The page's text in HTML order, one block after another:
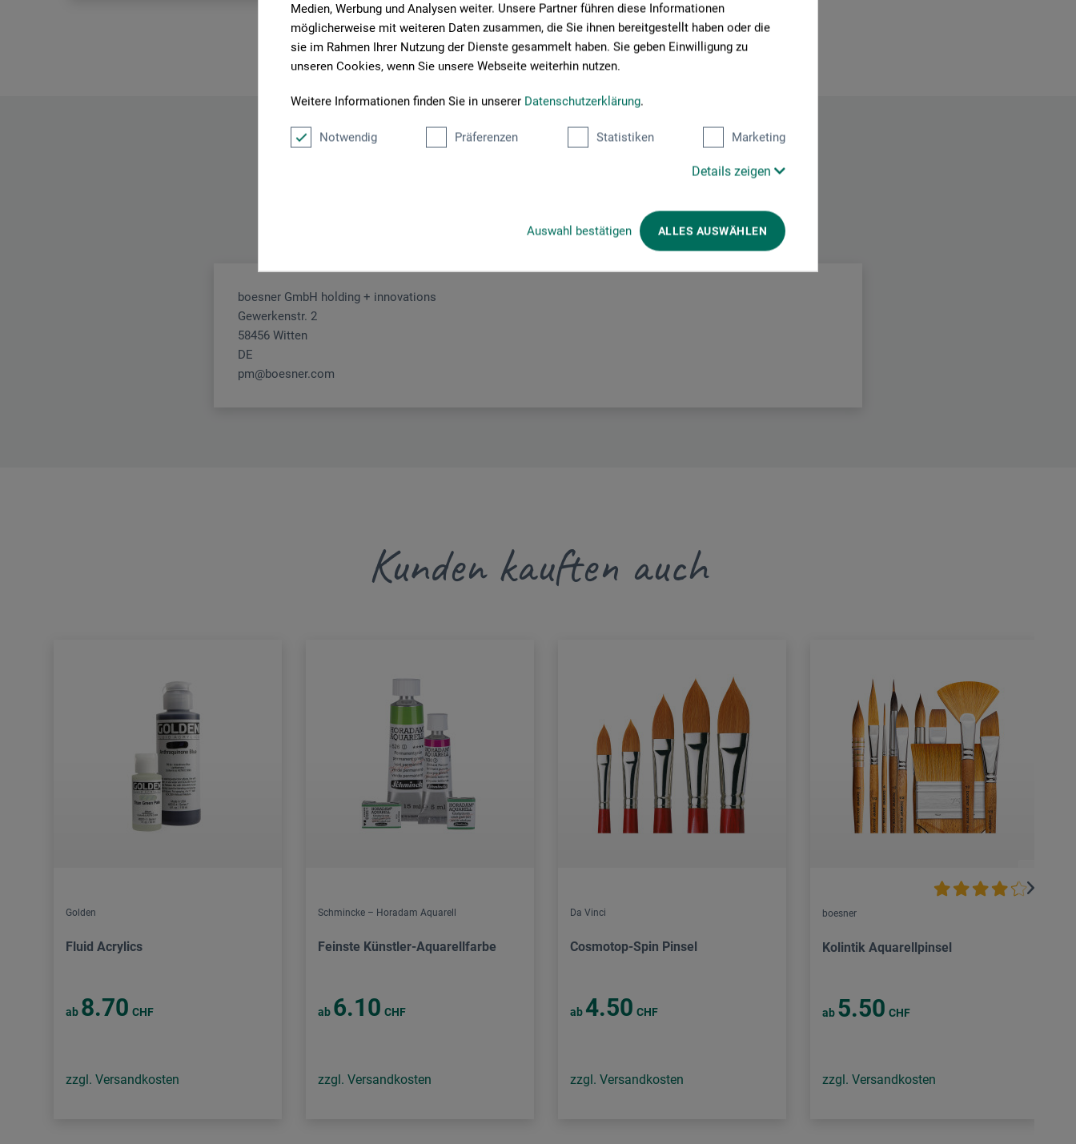
Medien, Werbung und Analysen weiter. Unsere Partner führen diese Informationen
möglicherweise mit weiteren Daten zusammen, die Sie ihnen bereitgestellt haben oder die
sie im Rahmen Ihrer Nutzung der Dienste gesammelt haben. Sie geben Einwilligung zu
unseren Cookies, wenn Sie unsere Webseite weiterhin nutzen.
Weitere Informationen finden Sie in unserer Datenschutzerklärung.
Notwendig Präferenzen Statistiken Marketing
Details zeigen
Auswahl bestätigen ALLES AUSWÄHLEN
Hier finden Sie die Kontaktdaten des Herstellers zu diesem Produkt.
boesner GmbH holding + innovations
Gewerkenstr. 2
58456 Witten
DE
pm@boesner.com
Kunden kauften auch
Golden
Fluid Acrylics
ab 8.70 CHF
zzgl. Versandkosten
Schmincke – Horadam Aquarell
Feinste Künstler-Aquarellfarbe
ab 6.10 CHF
zzgl. Versandkosten
Da Vinci
Cosmotop-Spin Pinsel
ab 4.50 CHF
zzgl. Versandkosten
boesner
Kolintik Aquarellpinsel
ab 5.50 CHF
zzgl. Versandkosten